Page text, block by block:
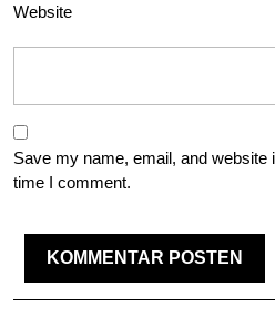
Website
Save my name, email, and website
time I comment.